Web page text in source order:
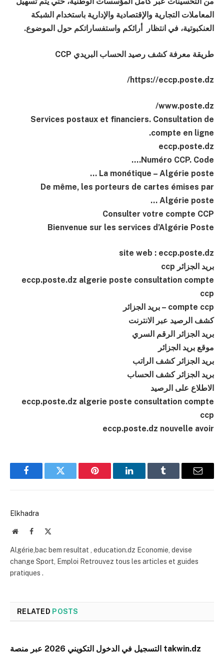
المعاملات التجارية والإقتصادية والإدارية باستخدام الشبكة
العنكبوتية، في انتظار أرائكم واستفساراتكم حول الموضوع.
طريقة معرفة كشف رصيد الحساب البريدي CCP
https://eccp.poste.dz/
www.poste.dz/
Services postaux et financiers. Consultation de
compte en ligne.
eccp.poste.dz
Numéro CCP. Code….
La monétique – Algérie poste …
De même, les porteurs de cartes émises par
Algérie poste …
Consulter votre compte CCP
Bienvenue sur les services d’Algérie Poste
site web : eccp.poste.dz
بريد الجزائر ccp
eccp.poste.dz algerie poste consultation compte
ccp
compte ccp – بريد الجزائر
كشف الرصيد عبر الانترنت
بريد الجزائر الرقم السري
موقع بريد الجزائر
بريد الجزائر كشف الراتب
بريد الجزائر كشف الحساب
الاطلاع على الرصيد
eccp.poste.dz algerie poste consultation compte
ccp
eccp.poste.dz nouvelle avoir
FacebookTwitter Pinterest LinkedInTumblr Email
Elkhadra
WebsiteFacebook
Algérie,bac bem resultat , education.dz Economie, devise
change Sport, Emploi Retrouvez tous les articles et guides
pratiques .
RELATED POSTS
التسجيل في الدخول التكويني 2026 عبر منصة takwin.dz